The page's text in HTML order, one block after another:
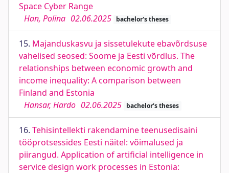
Space Cyber Range
Han, Polina 02.06.2025 bachelor's theses
15. Majanduskasvu ja sissetulekute ebavõrdsuse
vahelised seosed: Soome ja Eesti võrdlus. The
relationships between economic growth and
income inequality: A comparison between
Finland and Estonia
Hansar, Hardo 02.06.2025 bachelor's theses
16. Tehisintellekti rakendamine teenusedisaini
tööprotsessides Eesti näitel: võimalused ja
piirangud. Application of artificial intelligence in
service design work processes in Estonia: